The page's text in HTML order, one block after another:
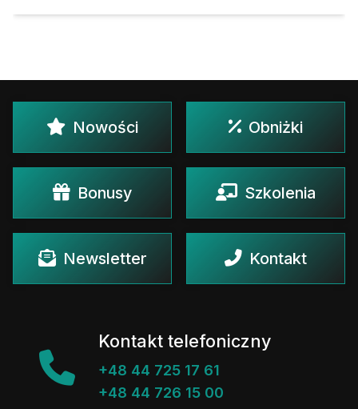
Nowości Obniżki
Bonusy Szkolenia
Newsletter Kontakt
Kontakt telefoniczny
+48 44 725 17 61
+48 44 726 15 00